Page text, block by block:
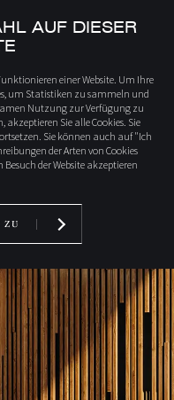
AUF DIESER
einer Website. Um Ihre
um Statistiken zu sammeln und
Nutzung zur Verfügung zu
Sie alle Cookies. Sie
Sie können auch auf "Ich
der Arten von Cookies
der Website akzeptieren
ZU